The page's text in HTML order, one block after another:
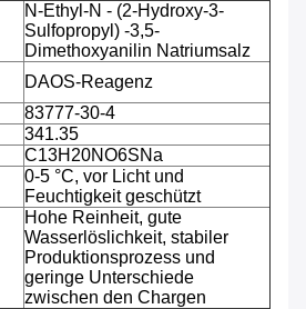
N-Ethyl-N - (2-Hydroxy-3-
Sulfopropyl) -3,5-
Dimethoxyanilin Natriumsalz
DAOS-Reagenz
83777-30-4
341.35
C13H20NO6SNa
0-5 °C, vor Licht und
Feuchtigkeit geschützt
Hohe Reinheit, gute
Wasserlöslichkeit, stabiler
Produktionsprozess und
geringe Unterschiede
zwischen den Chargen